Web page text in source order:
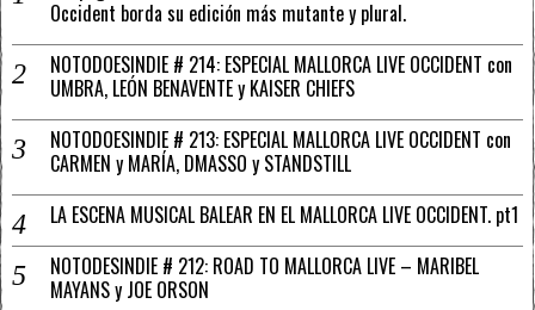
Occident borda su edición más mutante y plural.
NOTODOESINDIE # 214: ESPECIAL MALLORCA LIVE OCCIDENT con
UMBRA, LEÓN BENAVENTE y KAISER CHIEFS
NOTODOESINDIE # 213: ESPECIAL MALLORCA LIVE OCCIDENT con
CARMEN y MARÍA, DMASSO y STANDSTILL
LA ESCENA MUSICAL BALEAR EN EL MALLORCA LIVE OCCIDENT. pt1
NOTODESINDIE # 212: ROAD TO MALLORCA LIVE – MARIBEL
MAYANS y JOE ORSON